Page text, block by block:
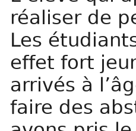
réaliser de
Les
effet fort
arrivés à
faire des